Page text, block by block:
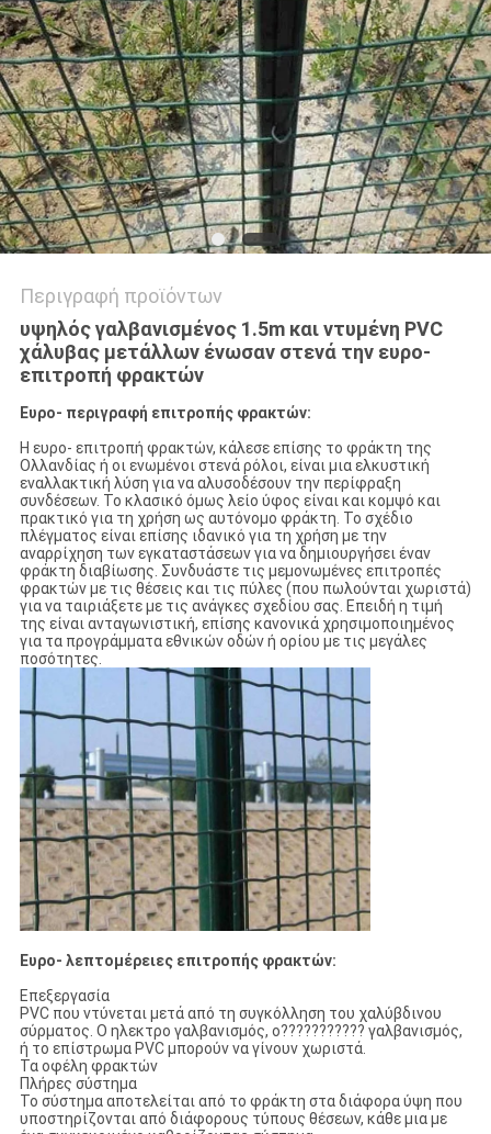
Περιγραφή προϊόντων
υψηλός γαλβανισμένος 1.5m και ντυμένη PVC
χάλυβας μετάλλων ένωσαν στενά την ευρο-
επιτροπή φρακτών
Ευρο- περιγραφή επιτροπής φρακτών:
Η ευρο- επιτροπή φρακτών, κάλεσε επίσης το φράκτη της
Ολλανδίας ή οι ενωμένοι στενά ρόλοι, είναι μια ελκυστική
εναλλακτική λύση για να αλυσοδέσουν την περίφραξη
συνδέσεων. Το κλασικό όμως λείο ύφος είναι και κομψό και
πρακτικό για τη χρήση ως αυτόνομο φράκτη. Το σχέδιο
πλέγματος είναι επίσης ιδανικό για τη χρήση με την
αναρρίχηση των εγκαταστάσεων για να δημιουργήσει έναν
φράκτη διαβίωσης. Συνδυάστε τις μεμονωμένες επιτροπές
φρακτών με τις θέσεις και τις πύλες (που πωλούνται χωριστά)
για να ταιριάξετε με τις ανάγκες σχεδίου σας. Επειδή η τιμή
της είναι ανταγωνιστική, επίσης κανονικά χρησιμοποιημένος
για τα προγράμματα εθνικών οδών ή ορίου με τις μεγάλες
ποσότητες.
Ευρο- λεπτομέρειες επιτροπής φρακτών:
Επεξεργασία
PVC που ντύνεται μετά από τη συγκόλληση του χαλύβδινου
σύρματος. Ο ηλεκτρο γαλβανισμός, ο??????????? γαλβανισμός,
ή το επίστρωμα PVC μπορούν να γίνουν χωριστά.
Τα οφέλη φρακτών
Πλήρες σύστημα
Το σύστημα αποτελείται από το φράκτη στα διάφορα ύψη που
υποστηρίζονται από διάφορους τύπους θέσεων, κάθε μια με